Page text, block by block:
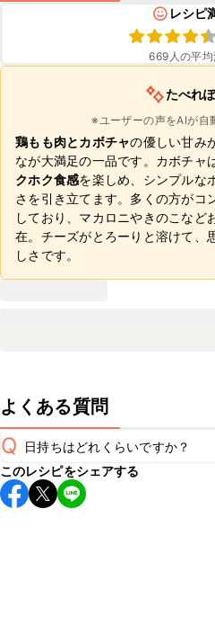
レシピ
669 人の平
たべれ
※ユーザーの声をAIが自
鶏もも肉とカボチャの優しい甘み
なが大満足の一品です。カボチャ
クホク食感を楽しめ、シンプルな
さを引き立てます。多くの方がコ
しており、マカロニやきのこなど
在。チーズがとろーりと溶けて、
しさです。
よくある質問
Q 日持ちはどれくらいですか？
保存期間は冷蔵で当日中が目安
し上がりください。
このレシピをシェアする